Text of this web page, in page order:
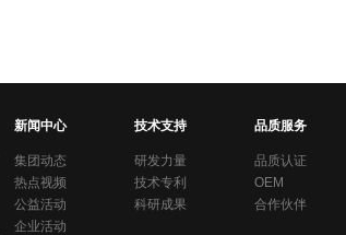
新闻中心
集团动态
热点视频
公益活动
企业活动
技术支持
研发力量
技术专利
科研成果
品质服务
品质认证
OEM
合作伙伴